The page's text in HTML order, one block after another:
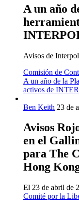
A un año
Avisos de
Comisión de
A un año de la
activos de
Ben Keith 23 de
Avisos
en el
para The
Hong
El 23 de abril de
Comité por la